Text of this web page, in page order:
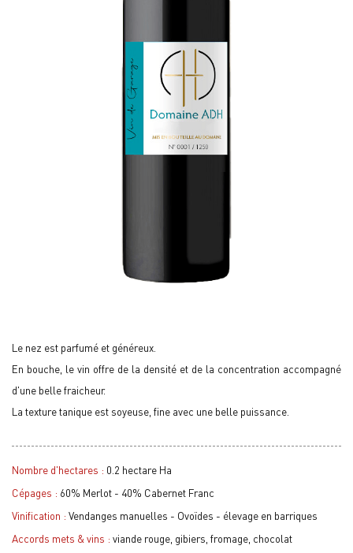
Le nez est parfumé et généreux.
En bouche, le vin offre de la densité et de la concentration accompagné
d'une belle fraicheur.
La texture tanique est soyeuse, fine avec une belle puissance.
Nombre d'hectares : 0.2 hectare Ha
Cépages : 60% Merlot - 40% Cabernet Franc
Vinification : Vendanges manuelles - Ovoïdes - élevage en barriques
Accords mets & vins : viande rouge, gibiers, fromage, chocolat